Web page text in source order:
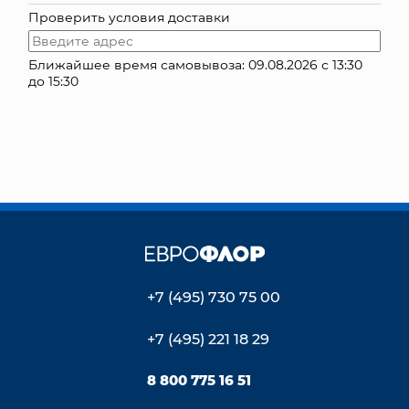
КОНТАКТЫ
Проверить условия доставки
Ближайшее время самовывоза: 09.08.2026 с 13:30
до 15:30
+7 (495) 730 75 00
+7 (495) 221 18 29
8 800 775 16 51